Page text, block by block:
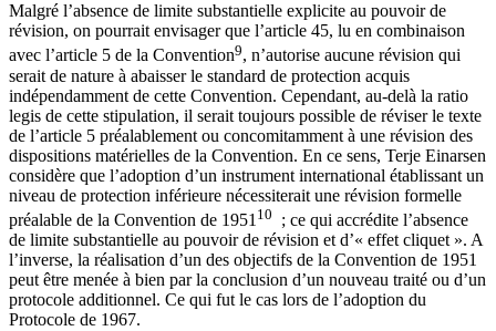
Malgré l’absence de limite substantielle explicite au pouvoir de
révision, on pourrait envisager que l’article 45, lu en combinaison
avec l’article 5 de la Convention9, n’autorise aucune révision qui
serait de nature à abaisser le standard de protection acquis
indépendamment de cette Convention. Cependant, au-delà la ratio
legis de cette stipulation, il serait toujours possible de réviser le texte
de l’article 5 préalablement ou concomitamment à une révision des
dispositions matérielles de la Convention. En ce sens, Terje Einarsen
considère que l’adoption d’un instrument international établissant un
niveau de protection inférieure nécessiterait une révision formelle
préalable de la Convention de 1951 10
; ce qui accrédite l’absence
de limite substantielle au pouvoir de révision et d’« effet cliquet ». A
l’inverse, la réalisation d’un des objectifs de la Convention de 1951
peut être menée à bien par la conclusion d’un nouveau traité ou d’un
protocole additionnel. Ce qui fut le cas lors de l’adoption du
Protocole de 1967.